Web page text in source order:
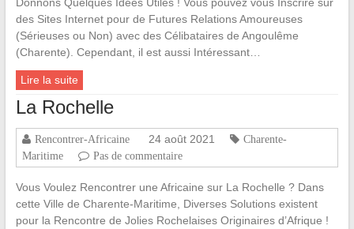
des Sites Internet pour de Futures Relations Amoureuses
(Sérieuses ou Non) avec des Célibataires de Angoulême
(Charente). Cependant, il est aussi Intéressant…
Lire la suite
La Rochelle
Rencontrer-Africaine 24 août 2021
Charente-
Maritime
Pas de commentaire
Vous Voulez Rencontrer une Africaine sur La Rochelle ? Dans
cette Ville de Charente-Maritime, Diverses Solutions existent
pour la Rencontre de Jolies Rochelaises Originaires d’Afrique !